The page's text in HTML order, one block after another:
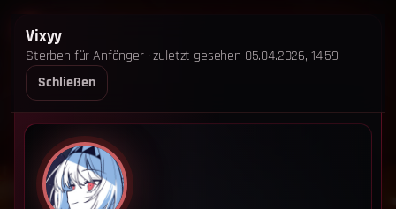
STARTSEITE
ANKÜNDIGUNGEN
LOGIN
‹ Zurück zum Leaderboard
Vixyy
Sterben für Anfänger · zuletzt gesehen 05.04.2026, 14:59
Schließen